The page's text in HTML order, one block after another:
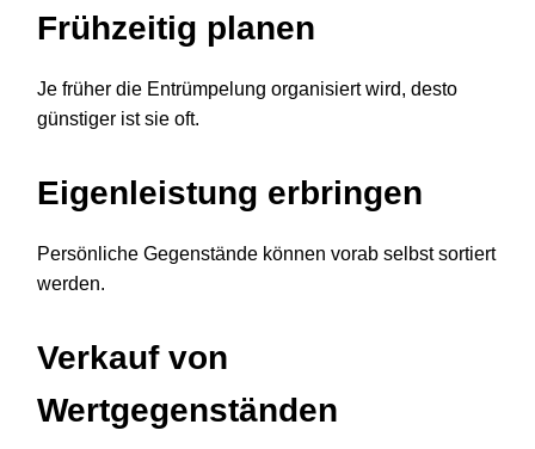
Frühzeitig planen
Je früher die Entrümpelung organisiert wird, desto
günstiger ist sie oft.
Eigenleistung erbringen
Persönliche Gegenstände können vorab selbst sortiert
werden.
Verkauf von
Wertgegenständen